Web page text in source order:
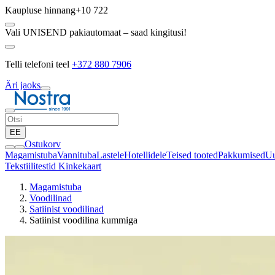
Kaupluse hinnang+10 722
Vali UNISEND pakiautomaat – saad kingitusi!
Telli telefoni teel +372 880 7906
Äri jaoks
EE
Ostukorv
MagamistubaVannitubaLasteleHotellideleTeised tootedPakkumised
Tekstiilitestid Kinkekaart
Magamistuba
Voodilinad
Satiinist voodilinad
Satiinist voodilina kummiga